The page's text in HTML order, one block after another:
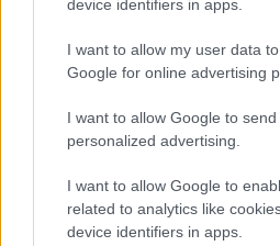
device identifiers in apps.
I want to allow my user data
Google for online advertising
I want to allow Google to send
personalized advertising.
I want to allow Google to
related to analytics like
device identifiers in apps.
Carbone Fine Food lanza
deliciosa línea de salsas
disfrutar en casa
Carbone Fine Food, reconocido